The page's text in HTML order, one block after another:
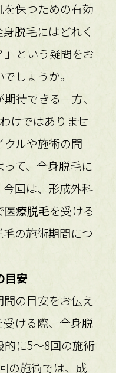
保つための有効
脱毛にはどれく
」という疑問をお
しょうか。
待できる一方、
けではありませ
ルや施術の間
て、全身脱毛に
回は、形成外科
医療脱毛を受ける
の施術期間につ
目安
の目安をお伝え
受ける際、全身脱
に5〜8回の施術
の施術では、成